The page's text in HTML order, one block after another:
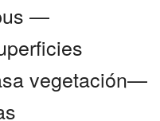
—
vegetación—